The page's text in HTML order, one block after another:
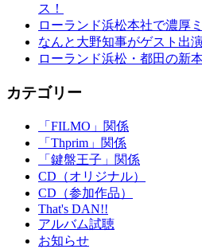
ス！
ローランド浜松本社で濃厚
なんと大野知事がゲスト出演
ローランド浜松・都田の新
カテゴリー
「FILMO」関係
「Thprim」関係
「鍵盤王子」関係
CD（オリジナル）
CD（参加作品）
That's DAN!!
アルバム試聴
お知らせ